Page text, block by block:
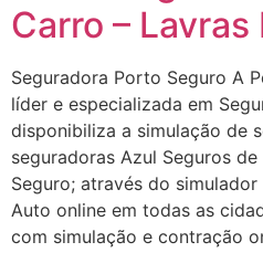
Carro – Lavras
Seguradora Porto Seguro A
líder e especializada em
disponibiliza a simulação de
seguradoras Azul Seguros
Seguro; através do
Auto online em todas as
com simulação e contração